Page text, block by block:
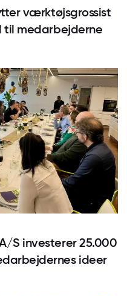
værktøjsgrossist
til medarbejderne
A/S investerer 25.000
ideer